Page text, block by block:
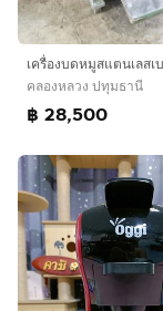
คลองหลวง ปทุมธานี
฿ 28,500